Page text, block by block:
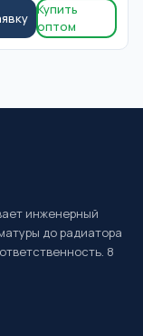
Купить
оптом
инженерный
до радиатора
8